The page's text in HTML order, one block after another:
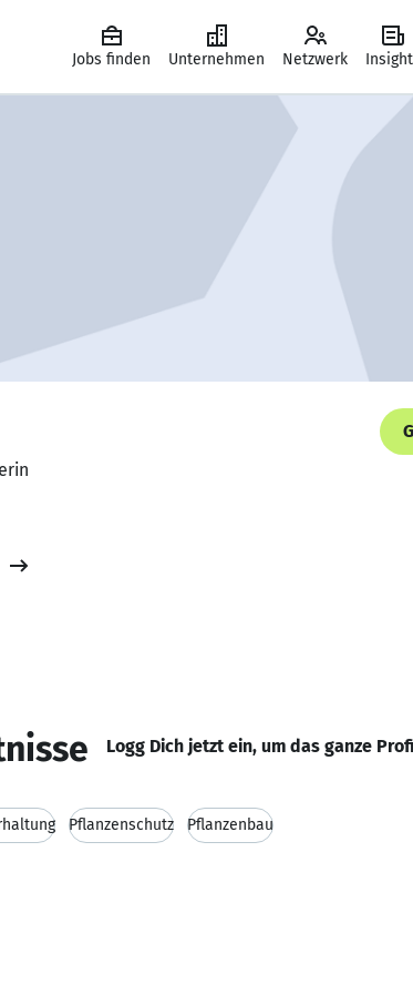
Jobs finden Unternehmen Netzwerk
Logg Dich jetzt ein, um das ganze
Pflanzenschutz Pflanzenbau